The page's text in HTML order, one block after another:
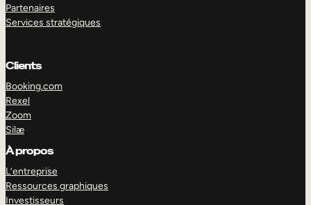
Partenaires
Services stratégiques
Clients
Booking.com
Rexel
Zoom
Silæ
À propos
L’entreprise
Ressources graphiques
Investisseurs